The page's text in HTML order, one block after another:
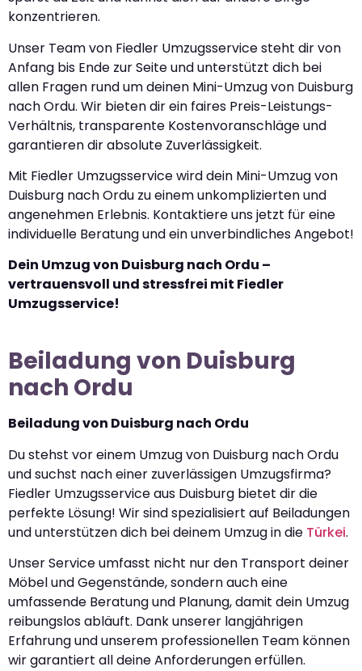
konzentrieren.
Unser Team von Fiedler Umzugsservice steht dir von
Anfang bis Ende zur Seite und unterstützt dich bei
allen Fragen rund um deinen Mini-Umzug von Duisburg
nach Ordu. Wir bieten dir ein faires Preis-Leistungs-
Verhältnis, transparente Kostenvoranschläge und
garantieren dir absolute Zuverlässigkeit.
Mit Fiedler Umzugsservice wird dein Mini-Umzug von
Duisburg nach Ordu zu einem unkomplizierten und
angenehmen Erlebnis. Kontaktiere uns jetzt für eine
individuelle Beratung und ein unverbindliches Angebot!
Dein Umzug von Duisburg nach Ordu –
vertrauensvoll und stressfrei mit Fiedler
Umzugsservice!
Beiladung von Duisburg
nach Ordu
Beiladung von Duisburg nach Ordu
Du stehst vor einem Umzug von Duisburg nach Ordu
und suchst nach einer zuverlässigen Umzugsfirma?
Fiedler Umzugsservice aus Duisburg bietet dir die
perfekte Lösung! Wir sind spezialisiert auf Beiladungen
und unterstützen dich bei deinem Umzug in die Türkei.
Unser Service umfasst nicht nur den Transport deiner
Möbel und Gegenstände, sondern auch eine
umfassende Beratung und Planung, damit dein Umzug
reibungslos abläuft. Dank unserer langjährigen
Erfahrung und unserem professionellen Team können
wir garantiert all deine Anforderungen erfüllen.